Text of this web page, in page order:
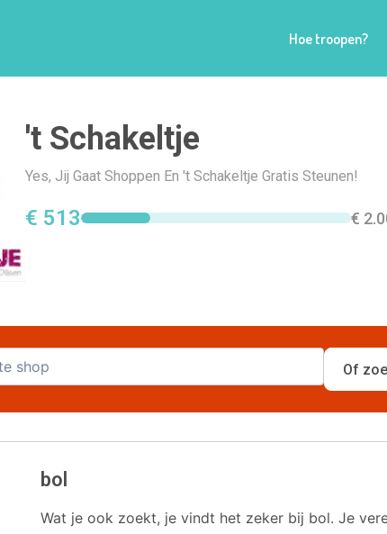
Hoe troopen?
't Schakeltje
Yes, Jij Gaat Shoppen En 't Schakeltje Gratis Steunen!
€ 513 €
bol
Wat je ook zoekt, je vindt het zeker bij bol. Je